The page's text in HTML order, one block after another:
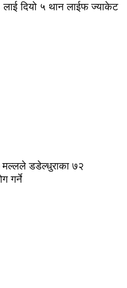
दियो ५ थान लाईफ ज्याकेट
मल्लले डडेल्धुराका ७२
गर्ने